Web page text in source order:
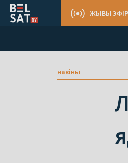
ЖЫВЫ ЭФІР
навіны